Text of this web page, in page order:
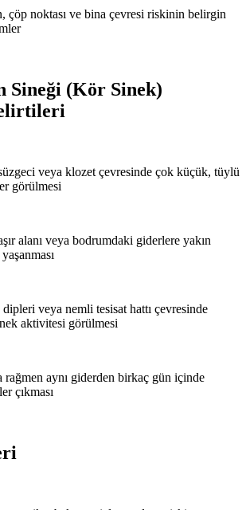
çöp noktası ve bina çevresi riskinin belirgin
Sineği (Kör Sinek)
veya klozet çevresinde çok küçük, tüylü
görülmesi
alanı veya bodrumdaki giderlere yakın
veya nemli tesisat hattı çevresinde
aktivitesi görülmesi
rağmen aynı giderden birkaç gün içinde
çıkması